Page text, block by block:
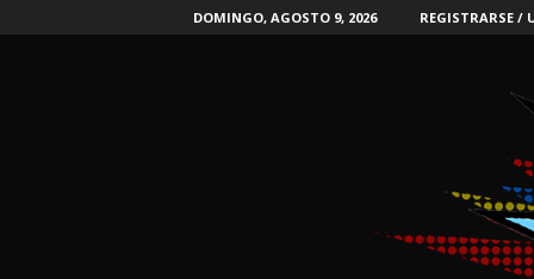
DOMINGO, AGOSTO 9, 2026 REGISTRARSE /